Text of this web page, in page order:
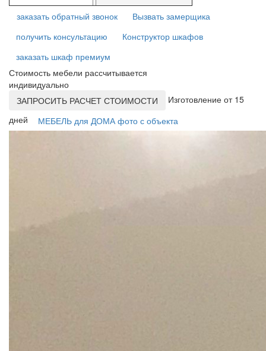
заказать обратный звонок
Вызвать замерщика
получить консультацию
Конструктор шкафов
заказать шкаф премиум
Стоимость мебели рассчитывается
индивидуально
ЗАПРОСИТЬ РАСЧЕТ СТОИМОСТИ
Изготовление от 15
дней
МЕБЕЛЬ для ДОМА фото с объекта